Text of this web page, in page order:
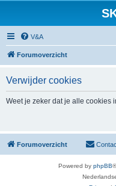
V&A
Forumoverzicht
Verwijder cookies
Weet je zeker dat je alle cookies
Forumoverzicht
Powered by phpBB